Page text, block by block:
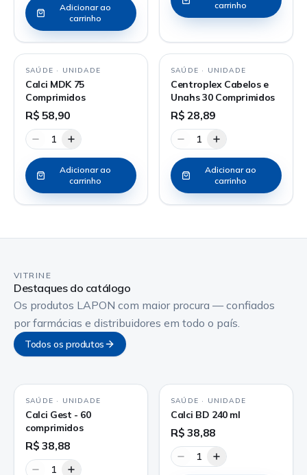
Adicionar ao
carrinho
carrinho
SAÚDE · UNIDADE
Calci MDK 75
Comprimidos
R$ 58,90
1
Adicionar ao
carrinho
SAÚDE · UNIDADE
Centroplex Cabelos e
Unahs 30 Comprimidos
R$ 28,89
1
Adicionar ao
carrinho
VITRINE
Destaques do catálogo
Os produtos LAPON com maior procura — confiados
por farmácias e distribuidores em todo o país.
Todos os produtos
SAÚDE · UNIDADE
Calci Gest - 60
comprimidos
R$ 38,88
1
SAÚDE · UNIDADE
Calci BD 240 ml
R$ 38,88
1